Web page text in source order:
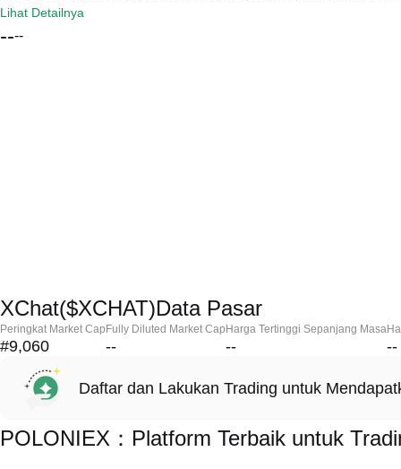
Lihat Detailnya
----
XChat($XCHAT)Data Pasar
Peringkat Market Cap
#9,060
Fully Diluted Market Cap
--
Harga Tertinggi Sepanjang Masa
-- --
Daftar dan Lakukan Trading untuk
POLONIEX：Platform Terbaik untuk